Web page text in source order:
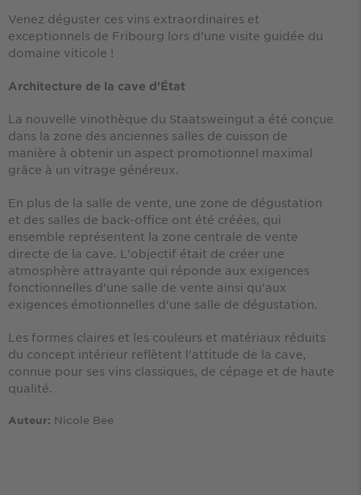
Venez déguster ces vins extraordinaires et
exceptionnels de Fribourg lors d’une visite guidée du
domaine viticole !
Architecture de la cave d'État
La nouvelle vinothèque du Staatsweingut a été conçue
dans la zone des anciennes salles de cuisson de
manière à obtenir un aspect promotionnel maximal
grâce à un vitrage généreux.
En plus de la salle de vente, une zone de dégustation
et des salles de back-office ont été créées, qui
ensemble représentent la zone centrale de vente
directe de la cave. L'objectif était de créer une
atmosphère attrayante qui réponde aux exigences
fonctionnelles d'une salle de vente ainsi qu'aux
exigences émotionnelles d'une salle de dégustation.
Les formes claires et les couleurs et matériaux réduits
du concept intérieur reflètent l'attitude de la cave,
connue pour ses vins classiques, de cépage et de haute
qualité.
Auteur: Nicole Bee